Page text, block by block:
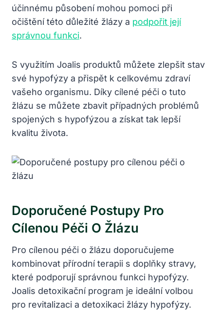
účinnému působení mohou pomoci při
očištění této důležité žlázy a podpořit její
správnou funkci.
S využitím Joalis produktů můžete zlepšit stav
své hypofýzy a přispět k celkovému zdraví
vašeho organismu. Díky cílené péči o tuto
žlázu se můžete zbavit případných problémů
spojených s hypofýzou a získat tak lepší
kvalitu života.
Doporučené Postupy Pro
Cílenou Péči O Žlázu
Pro cílenou péči o žlázu doporučujeme
kombinovat přírodní terapii s doplňky stravy,
které podporují správnou funkci hypofýzy.
Joalis detoxikační program je ideální volbou
pro revitalizaci a detoxikaci žlázy hypofýzy.